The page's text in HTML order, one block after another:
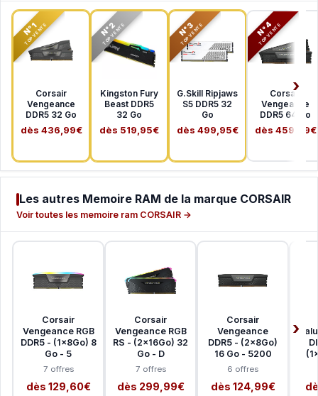
N°1
TOP VENTE
Corsair
Vengeance
DDR5 32 Go
dès 436,99€
N°2
TOP VENTE
Kingston Fury
Beast DDR5
32 Go
dès 519,95€
N°3
TOP VENTE
G.Skill Ripjaws
S5 DDR5 32
Go
dès 499,95€
N°4
TOP VENTE
Corsair
Vengeance
DDR5 64 Go
dès 459,99€
Les autres Memoire RAM de la marque CORSAIR
Voir toutes les memoire ram CORSAIR →
Corsair
Vengeance RGB
DDR5 - (1x8Go) 8
Go - 5
7 offres
dès 129,60€
Corsair
Vengeance RGB
RS - (2x16Go) 32
Go - D
7 offres
dès 299,99€
Corsair
Vengeance
DDR5 - (2x8Go)
16 Go - 5200
6 offres
dès 124,99€